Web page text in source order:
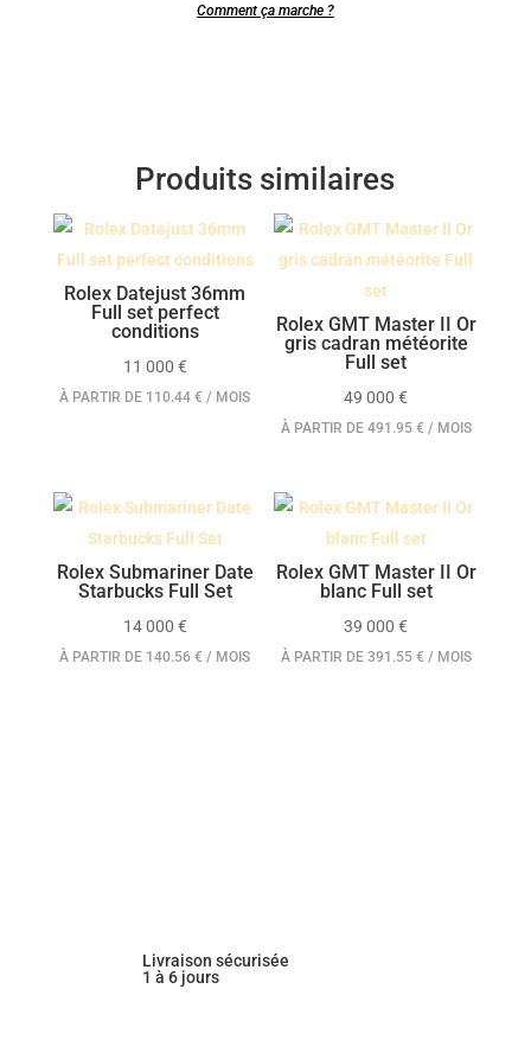
Comment ça marche ?
Produits similaires
Rolex Datejust 36mm
Full set perfect
conditions
11 000 €
À PARTIR DE 110.44 € / MOIS
Rolex GMT Master II Or
gris cadran météorite
Full set
49 000€
À PARTIR DE 491.95 € / MOIS
Rolex Submariner Date
Starbucks Full Set
14 000 €
À PARTIR DE 140.56 € / MOIS
Rolex GMT Master II Or
blanc Full set
39 000€
À PARTIR DE 391.55 € / MOIS
Livraison sécurisée
1 à 6 jours